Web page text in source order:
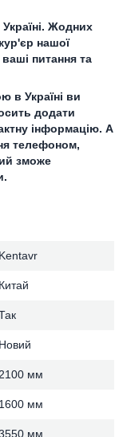
Жодних
нашої
ваші питання та
в Україні ви
додати
інформацію. А
телефоном,
зможе
Kentavr
Китай
Новий
2100 мм
1600 мм
мм